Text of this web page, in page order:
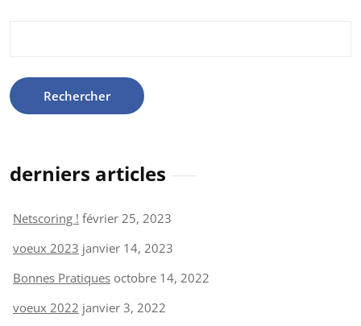
derniers articles
Netscoring ! février 25, 2023
voeux 2023 janvier 14, 2023
Bonnes Pratiques octobre 14, 2022
voeux 2022 janvier 3, 2022